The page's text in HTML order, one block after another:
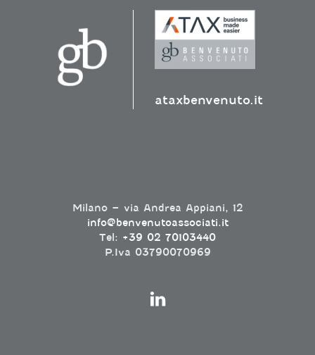
ataxbenvenuto.it
Milano – via Andrea Appiani, 12
info@benvenutoassociati.it
Tel: +39 02 70103440
P.Iva 03790070969